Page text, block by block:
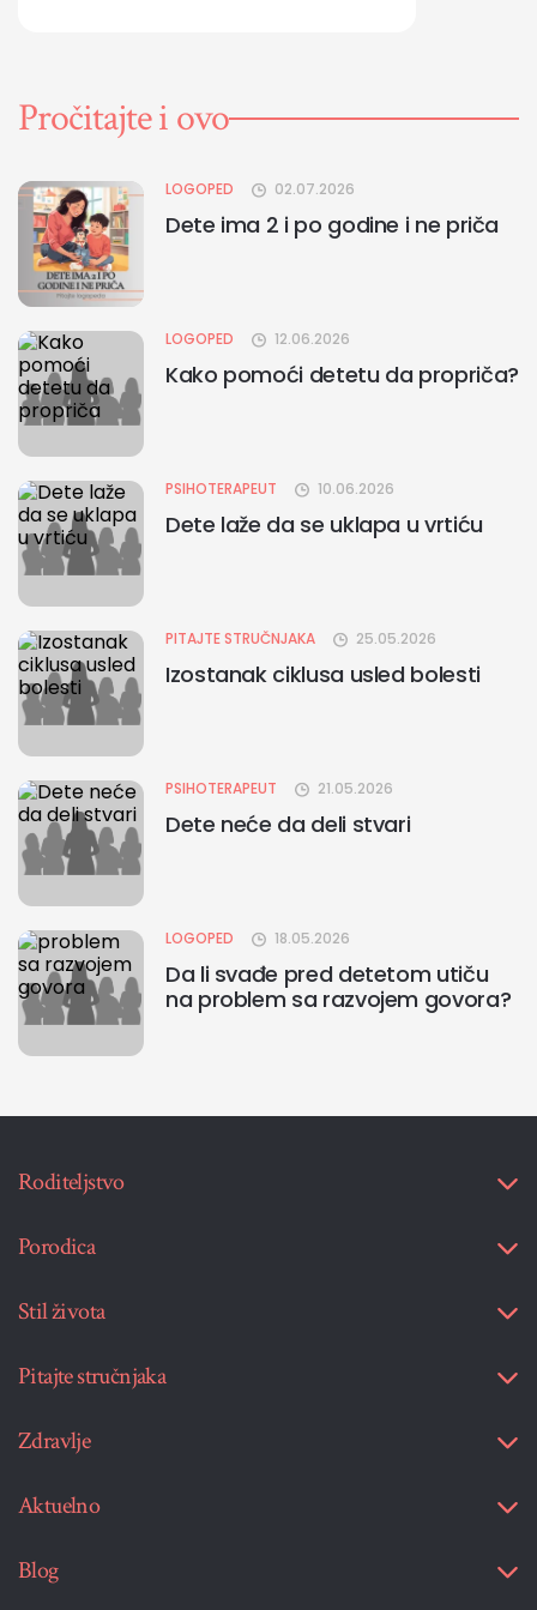
Pročitajte i ovo
LOGOPED 02.07.2026
Dete ima 2 i po godine i ne priča
LOGOPED 12.06.2026
Kako pomoći detetu da propriča?
PSIHOTERAPEUT 10.06.2026
Dete laže da se uklapa u vrtiću
PITAJTE STRUČNJAKA 25.05.2026
Izostanak ciklusa usled bolesti
PSIHOTERAPEUT 21.05.2026
Dete neće da deli stvari
LOGOPED 18.05.2026
Da li svađe pred detetom utiču
na problem sa razvojem govora?
Roditeljstvo
Porodica
Stil života
Pitajte stručnjaka
Zdravlje
Aktuelno
Blog